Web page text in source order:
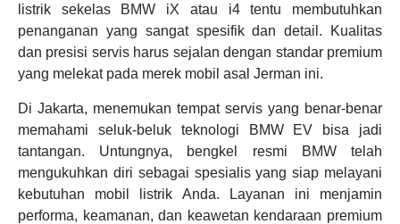
listrik sekelas BMW iX atau i4 tentu membutuhkan
penanganan yang sangat spesifik dan detail. Kualitas
dan presisi servis harus sejalan dengan standar premium
yang melekat pada merek mobil asal Jerman ini.
Di Jakarta, menemukan tempat servis yang benar-benar
memahami seluk-beluk teknologi BMW EV bisa jadi
tantangan. Untungnya, bengkel resmi BMW telah
mengukuhkan diri sebagai spesialis yang siap melayani
kebutuhan mobil listrik Anda. Layanan ini menjamin
performa, keamanan, dan keawetan kendaraan premium